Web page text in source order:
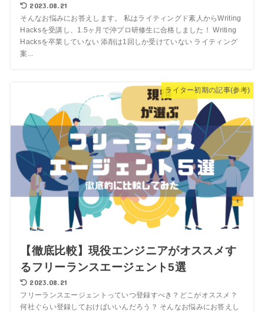
2023.08.21
そんなお悩みにお答えします。 私はライティングド素人からWriting
Hacksを受講し、1.5ヶ月で沖プロ研修生に合格しました！ Writing
Hacksを卒業していない 添削は1回しか受けていない ライティング
案...
ライター初期の記事(参考)
【徹底比較】現役エンジニアがオススメす
るフリーランスエージェント5選
2023.08.21
フリーランスエージェントっていつ登録すべき？どこがオススメ？
何社ぐらい登録しておけばいいんだろう？ そんなお悩みにお答えし